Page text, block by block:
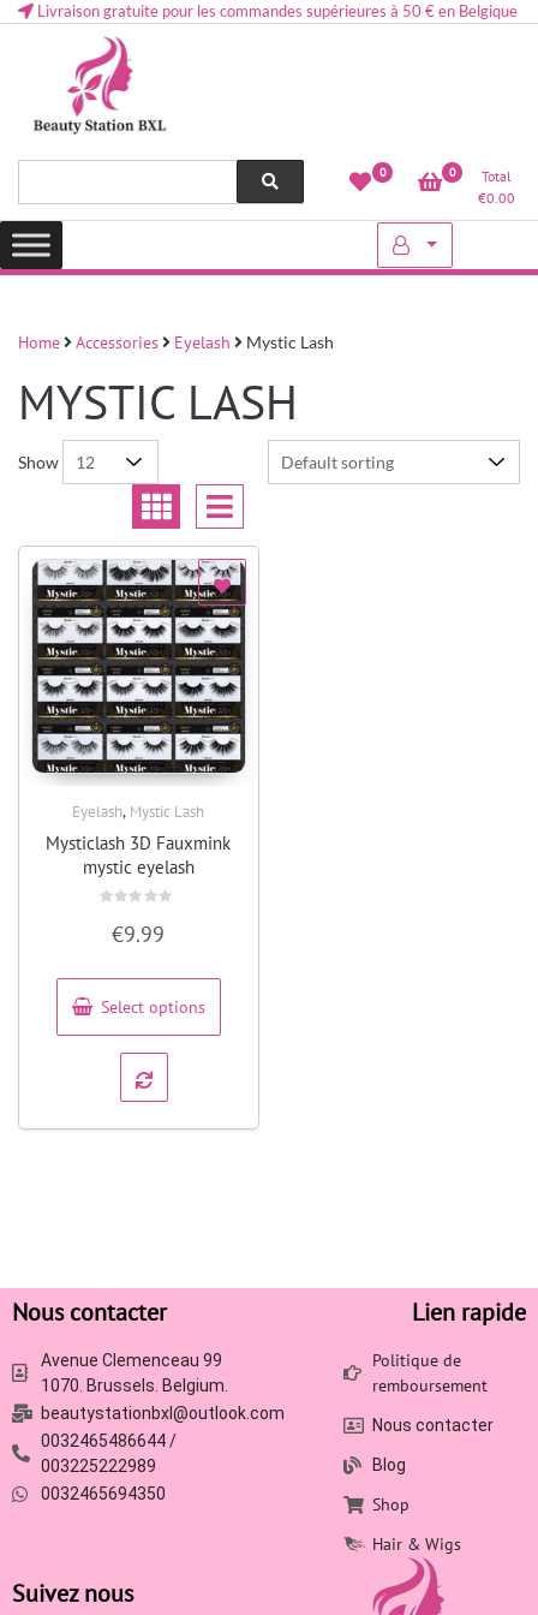
Livraison gratuite pour les commandes supérieures à 50 € en Belgique
Lovely & Pretty
Health and beauty cosmetics & Human Hair, Accessories, Makeup
0 0
Total
€0.00
Home Accessories Eyelash Mystic Lash
MYSTIC LASH
Show
Eyelash, Mystic Lash
Mysticlash 3D Fauxmink
mystic eyelash
out
5
€9.99
Select options
Nous contacter
Avenue Clemenceau 99
1070. Brussels. Belgium.
beautystationbxl@outlook.com
0032465486644 /
003225222989
0032465694350
Lien rapide
Politique de
remboursement
Nous contacter
Blog
Shop
Hair & Wigs
Suivez nous